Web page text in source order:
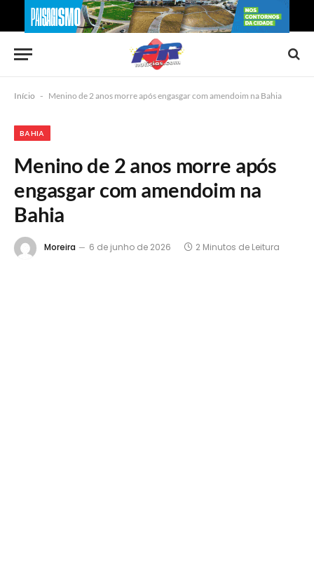
Início - Menino de 2 anos morre após engasgar com amendoim na Bahia
BAHIA
Menino de 2 anos morre após
engasgar com amendoim na
Bahia
Moreira 6 de junho de 2026 2 Minutos de Leitura